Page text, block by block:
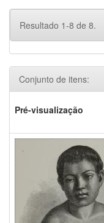
Resultado 1-8 de 8.
Conjunto de itens:
Pré-visualização